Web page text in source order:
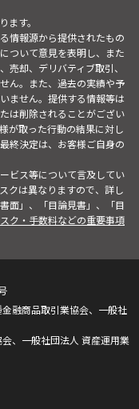
す。
情報源から提供されたもの
ついて意見を表明し、また
売却、デリバティブ取引、
ん。また、過去の実績や予
ません。提供する情報等は
は削除されることがござい
が取った行動の結果に対し
終決定は、お客様ご自身の
ビス等について言及してい
クは異なりますので、詳し
面」、「目論見書」、「目
スク・手数料などの重要事項
融商品取引業協会、一般社
、一般社団法人 資産運用業